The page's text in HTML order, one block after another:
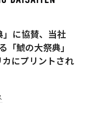
に協賛、当社
「鯱の大祭典」
にプリントされ